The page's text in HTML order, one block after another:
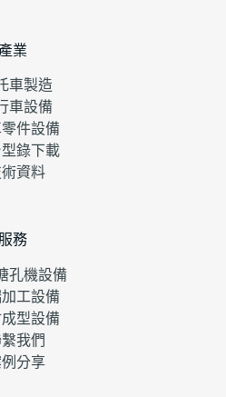
業
車製造
車設備
件設備
錄下載
資料
務
孔機設備
工設備
型設備
我們
分享